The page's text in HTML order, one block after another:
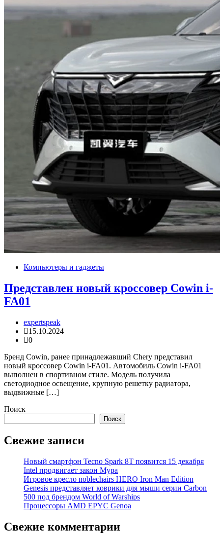
Компьютеры и гаджеты
Представлен новый кроссовер Cowin i-
FA01
expertspeak
15.10.2024
0
Бренд Cowin, ранее принадлежавший Chery представил
новый кроссовер Cowin i-FA01. Автомобиль Cowin i-FA01
выполнен в спортивном стиле. Модель получила
светодиодное освещение, крупную решетку радиатора,
выдвижные […]
Поиск
Поиск
Свежие записи
Новый смартфон Tecno Spark 8T появится 15 декабря
Intel продвигает закон Мура
Игровое кресло noblechairs HERO Iron Man Edition
Genesis представляет коврики для мыши серии Carbon
500 под брендом World of Warships
Процессоры AMD EPYC Genoa
Свежие комментарии